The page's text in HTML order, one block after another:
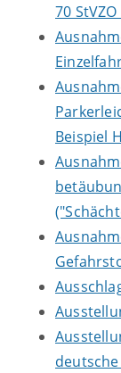
70
Beispiel